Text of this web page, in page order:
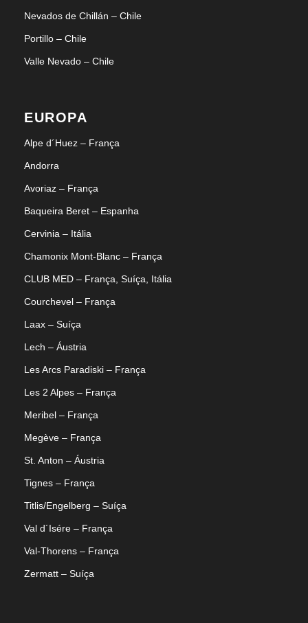
Nevados de Chillán – Chile
Portillo – Chile
Valle Nevado – Chile
EUROPA
Alpe d´Huez – França
Andorra
Avoriaz – França
Baqueira Beret – Espanha
Cervinia – Itália
Chamonix Mont-Blanc – França
CLUB MED – França, Suíça, Itália
Courchevel – França
Laax – Suíça
Lech – Áustria
Les Arcs Paradiski – França
Les 2 Alpes – França
Meribel – França
Megève – França
St. Anton – Áustria
Tignes – França
Titlis/Engelberg – Suíça
Val d´Isére – França
Val-Thorens – França
Zermatt – Suíça